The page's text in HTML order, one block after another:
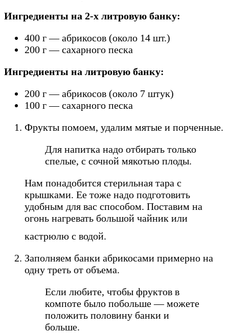
Ингредиенты на 2-х литровую банку:
400 г — абрикосов (около 14 шт.)
200 г — сахарного песка
Ингредиенты на литровую банку:
200 г — абрикосов (около 7 штук)
100 г — сахарного песка
Фрукты помоем, удалим мятые и порченные.
Для напитка надо отбирать только
спелые, с сочной мякотью плоды.
Нам понадобится стерильная тара с
крышками. Ее тоже надо подготовить
удобным для вас способом. Поставим на
огонь нагревать большой чайник или
кастрюлю с водой.
Заполняем банки абрикосами примерно на
одну треть от объема.
Если любите, чтобы фруктов в
компоте было побольше — можете
положить половину банки и
больше.